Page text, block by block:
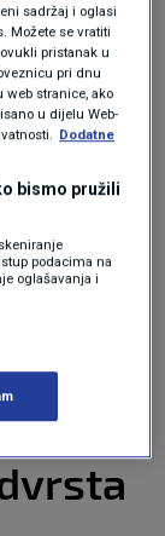
pacijenata
Uzevši u
i njeni
osmisliti
boluju od
sadržaj i oglasi
Možete se vratiti
pristanak u
pri dnu
stranice, ako
u dijelu Web-
Dodatne
bismo pružili
podacima na
oglašavanja i